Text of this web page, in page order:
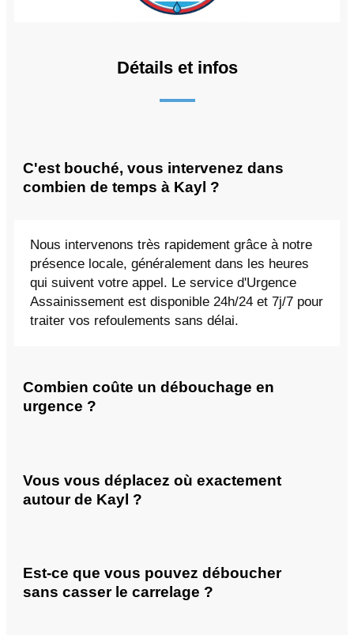
Détails et infos
C'est bouché, vous intervenez dans
combien de temps à Kayl ?
Nous intervenons très rapidement grâce à notre
présence locale, généralement dans les heures
qui suivent votre appel. Le service d'Urgence
Assainissement est disponible 24h/24 et 7j/7 pour
traiter vos refoulements sans délai.
Combien coûte un débouchage en
urgence ?
Vous vous déplacez où exactement
autour de Kayl ?
Est-ce que vous pouvez déboucher
sans casser le carrelage ?